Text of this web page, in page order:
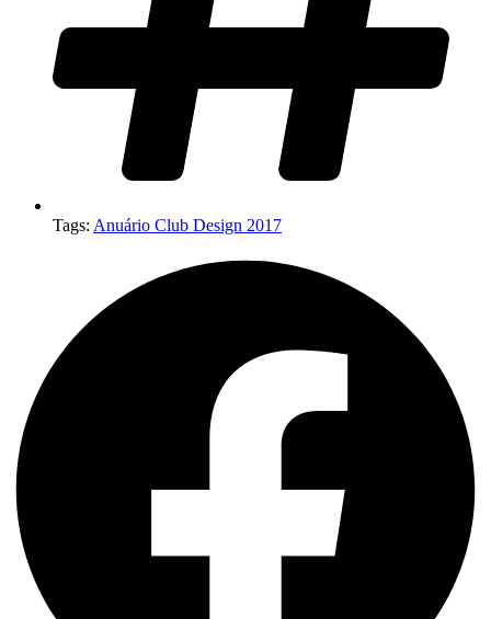
Tags: Anuário Club Design 2017